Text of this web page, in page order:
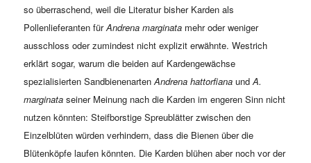
so überraschend, weil die Literatur bisher Karden als
Pollenlieferanten fürAndrena marginata mehr oder weniger
ausschloss oder zumindest nicht explizit erwähnte. Westrich
erklärt sogar, warum die beiden auf Kardengewächse
spezialisierten SandbienenartenAndrena hattorfiana undA.
marginata seiner Meinung nach die Karden im engeren Sinn nicht
nutzen könnten: Steifborstige Spreublätter zwischen den
Einzelblüten würden verhindern, dass die Bienen über die
Blütenköpfe laufen könnten. Die Karden blühen aber noch vor der